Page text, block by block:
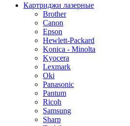
Картриджи лазерные
Brother
Canon
Epson
Hewlett-Packard
Konica - Minolta
Kyocera
Lexmark
Oki
Panasonic
Pantum
Ricoh
Samsung
Sharp